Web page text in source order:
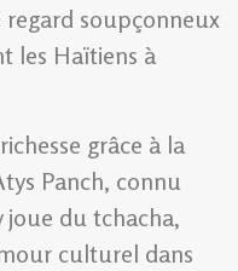
soupçonneux
les Haïtiens à
grâce à la
Panch, connu
joue du tchacha,
culturel dans